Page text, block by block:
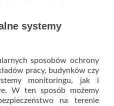
systemy
sposobów ochrony
pracy, budynków czy
monitoringu, jak i
W ten sposób możemy
na terenie